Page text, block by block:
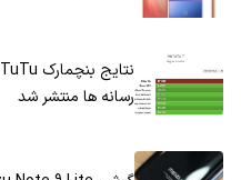
رسانه ها منتشر شد